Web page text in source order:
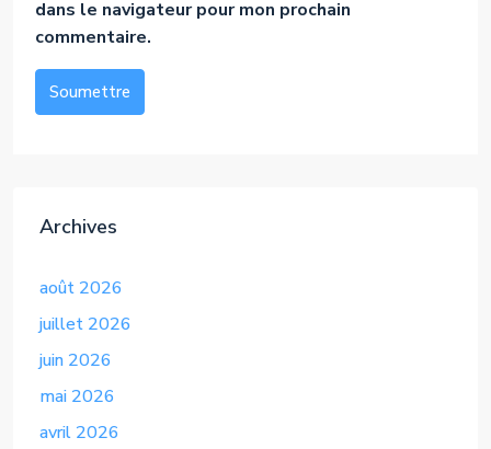
dans le navigateur pour mon prochain
commentaire.
Soumettre
Archives
août 2026
juillet 2026
juin 2026
mai 2026
avril 2026